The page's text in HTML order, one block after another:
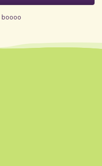
boooo